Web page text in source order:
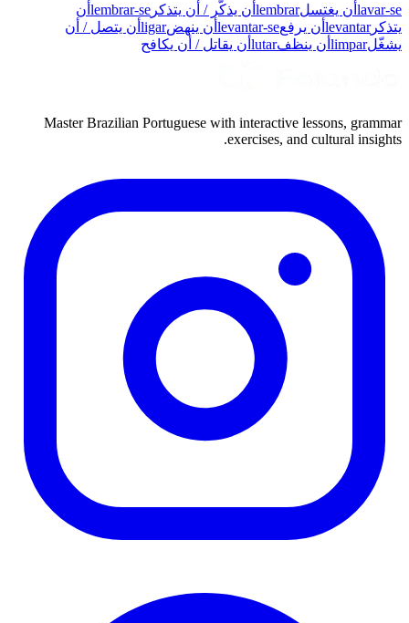
lavar-se أن يغتسلlembrar أن يذكّر / أن يتذكر lembrar-se أن
يتذكرlevantar أن يرفعlevantar-se أن ينهضligar أن يتصل / أن
يشغّلlimpar أن ينظفlutar أن يقاتل / أن يكافح
Master Brazilian Portuguese with interactive lessons, grammar
exercises, and cultural insights.